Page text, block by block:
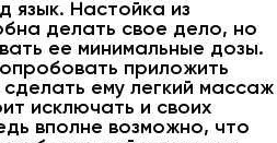
язык. Настойка из
делать свое дело, но
ее минимальные дозы.
приложить
ему легкий массаж
исключать и своих
вполне возможно, что